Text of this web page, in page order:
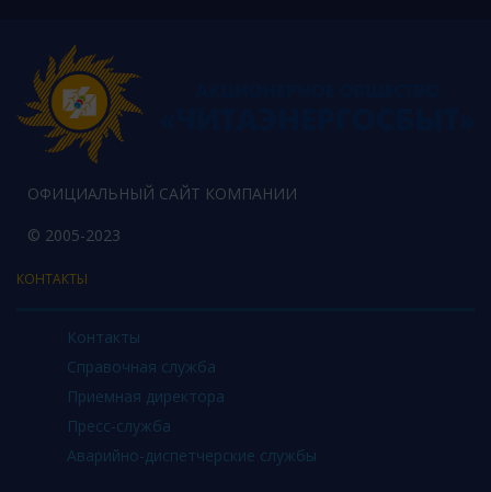
ОФИЦИАЛЬНЫЙ САЙТ КОМПАНИИ
© 2005-2023
КОНТАКТЫ
Контакты
Справочная служба
Приемная директора
Пресс-служба
Аварийно-диспетчерские службы